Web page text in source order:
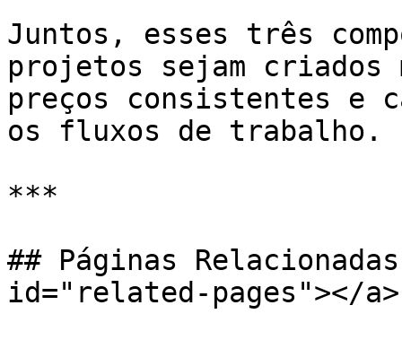
Juntos, esses três
projetos sejam criados
preços consistentes e
os fluxos de trabalho.
***
## Páginas
id="related-pages"></a>